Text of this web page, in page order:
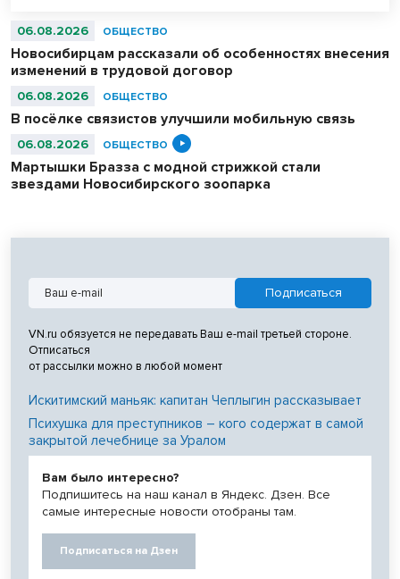
договор», - рассказал руководитель Государственной инспекции
06.08.2026 ОБЩЕСТВО
Новосибирцам рассказали об особенностях внесения
изменений в трудовой договор
06.08.2026 ОБЩЕСТВО
В посёлке связистов улучшили мобильную связь
06.08.2026 ОБЩЕСТВО
Мартышки Бразза с модной стрижкой стали
звездами Новосибирского зоопарка
VN.ru обязуется не передавать Ваш e-mail третьей стороне.
Отписаться
от рассылки можно в любой момент
Искитимский маньяк: капитан Чеплыгин рассказывает
Психушка для преступников – кого содержат в самой
закрытой лечебнице за Уралом
Вам было интересно?
Подпишитесь на наш канал в Яндекс. Дзен. Все
самые интересные новости отобраны там.
Подписаться на Дзен